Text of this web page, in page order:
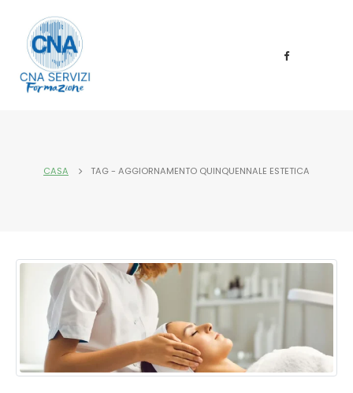
CASA TAG - AGGIORNAMENTO QUINQUENNALE ESTETICA